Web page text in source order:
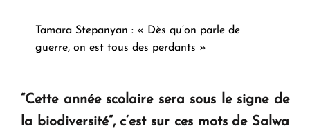
Tamara Stepanyan : « Dès qu’on parle de
guerre, on est tous des perdants »
" Tant qu'il n'existe pas d'alternative concrète, la
“Cette année scolaire sera sous le signe de
la biodiversité”, c’est sur ces mots de Salwa